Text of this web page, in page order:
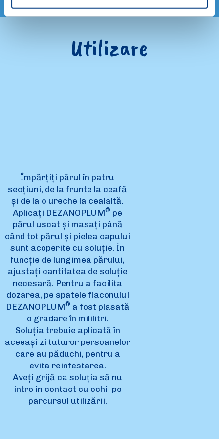
Utilizare
Împărțiți părul în patru
secțiuni, de la frunte la ceafă
și de la o ureche la cealaltă.
Aplicați DEZANOPLUM® pe
părul uscat și masați până
când tot părul și pielea capului
sunt acoperite cu soluție. În
funcție de lungimea părului,
ajustați cantitatea de soluție
necesară. Pentru a facilita
dozarea, pe spatele flaconului
DEZANOPLUM® a fost plasată
o gradare în mililitri.
Soluția trebuie aplicată în
aceeași zi tuturor persoanelor
care au păduchi, pentru a
evita reinfestarea.
Aveți grijă ca soluția să nu
intre in contact cu ochii pe
parcursul utilizării.